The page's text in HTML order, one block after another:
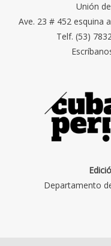
Unión
Ave. 23 # 452 esquina
Telf. (53)
Departamento